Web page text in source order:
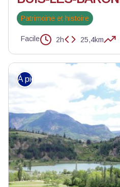
Patrimoine et histoire
Facile 2h 25,4km
À pied